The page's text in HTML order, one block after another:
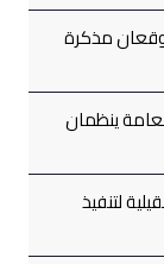
مذكرة
ينظمان
لتنفيذ